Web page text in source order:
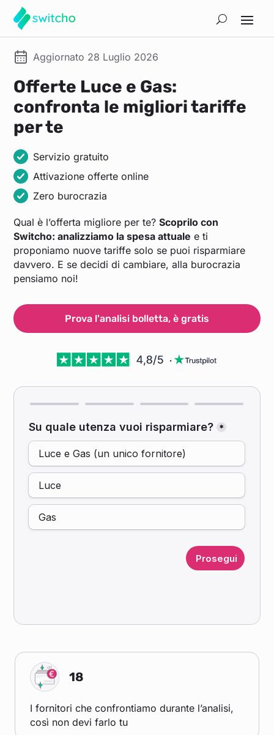
Aggiornato 28 Luglio 2026
Offerte Luce e Gas:
confronta le migliori tariffe
per te
Servizio gratuito
Attivazione offerte online
Zero burocrazia
Qual è l’offerta migliore per te?Scoprilo con
Switcho: analizziamo la spesa attuale e ti
proponiamo nuove tariffe solo se puoi risparmiare
davvero. E se decidi di cambiare, alla burocrazia
pensiamo noi!
Prova l'analisi bolletta, è gratis
18
I fornitori che confrontiamo durante l’analisi,
così non devi farlo tu